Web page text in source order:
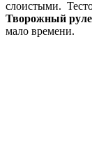
слоистыми.
Творожный
мало времени.